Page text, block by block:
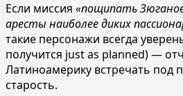
Если миссия «пощипать
аресты наиболее диких
такие персонажи всегда
получится just as planned) —
Латиноамерику встречать под
старость.